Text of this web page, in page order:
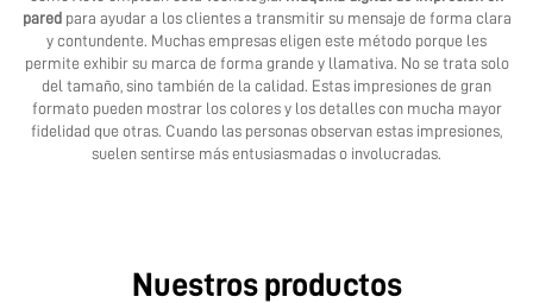
Aplicación
Contáctanos
pared para ayudar a los clientes a transmitir su mensaje de forma clara
y contundente. Muchas empresas eligen este método porque les
permite exhibir su marca de forma grande y llamativa. No se trata solo
del tamaño, sino también de la calidad. Estas impresiones de gran
formato pueden mostrar los colores y los detalles con mucha mayor
fidelidad que otras. Cuando las personas observan estas impresiones,
suelen sentirse más entusiasmadas o involucradas.
Nuestros productos